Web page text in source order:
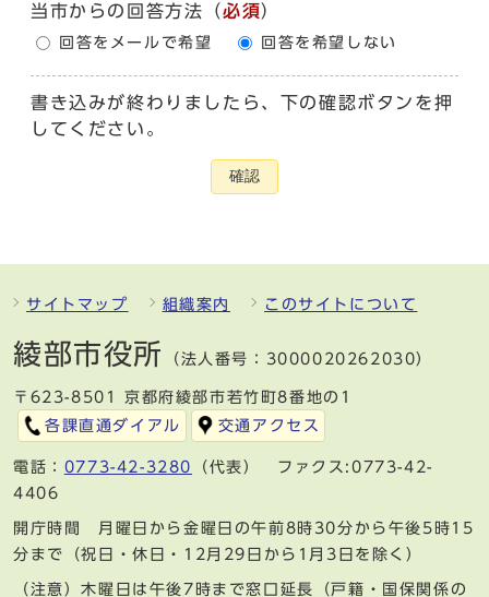
当市からの回答方法 （必須）
回答をメールで希望 回答を希望しない
書き込みが終わりましたら、下の確認ボタンを押
してください。
確認
サイトマップ 組織案内 このサイトについて
綾部市役所 （法人番号：3000020262030）
〒623-8501 京都府綾部市若竹町8番地の1
各課直通ダイアル
交通アクセス
電話： 0773-42-3280
（代表） ファクス:0773-42-
4406
開庁時間 月曜日から金曜日の午前8時30分から午後5時15
分まで（祝日・休日・12月29日から1月3日を除く）
（注意）木曜日は午後7時まで窓口延長（戸籍・国保関係の